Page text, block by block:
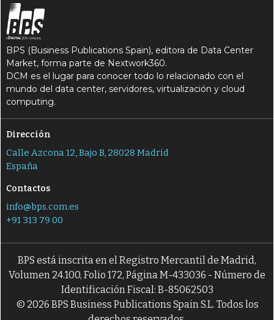
BPS (Business Publications Spain), editora de Data Center
Market, forma parte de Nextwork360.
DCM es el lugar para conocer todo lo relacionado con el
mundo del data center, servidores, virtualización y cloud
computing.
Dirección
Calle Azcona 12, Bajo B, 28028 Madrid
España
Contactos
info@bps.com.es
+91 313 79 00
BPS está inscrita en el Registro Mercantil de Madrid,
Volumen 24.100, Folio 172, Página M-433036 - Número de
Identificación Fiscal: B-85062503
© 2026 BPS Business Publications Spain S.L. Todos los